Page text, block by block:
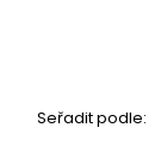
Seřadit podle: